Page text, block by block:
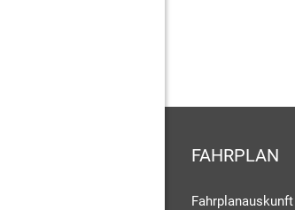
FAHRPLAN
Fahrplanauskunft